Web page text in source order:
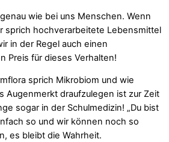
wie bei uns Menschen. Wenn
sprich hochverarbeitete Lebensmittel
in der Regel auch einen
Preis für dieses Verhalten!
sprich Mikrobiom und wie
Augenmerkt draufzulegen ist zur Zeit
sogar in der Schulmedizin! „Du bist
so und wir können noch so
es bleibt die Wahrheit.